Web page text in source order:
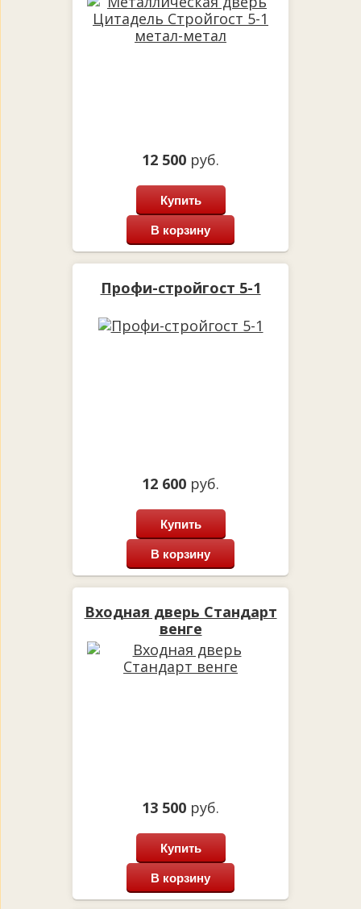
12 500 руб.
Купить
В корзину
Профи-стройгост 5-1
12 600 руб.
Купить
В корзину
Входная дверь Стандарт
венге
13 500 руб.
Купить
В корзину